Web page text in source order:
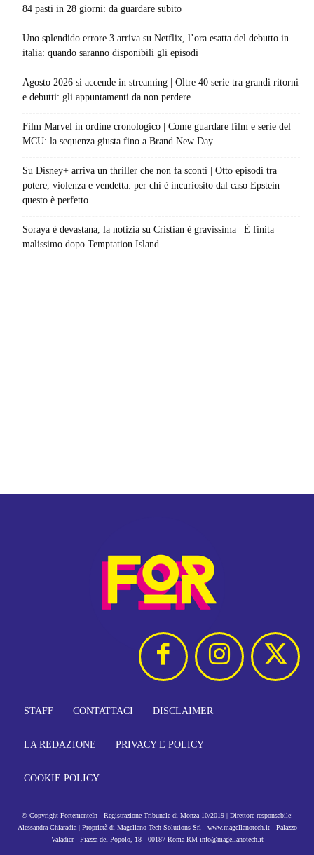
84 pasti in 28 giorni: da guardare subito
Uno splendido errore 3 arriva su Netflix, l’ora esatta del debutto in
italia: quando saranno disponibili gli episodi
Agosto 2026 si accende in streaming | Oltre 40 serie tra grandi ritorni
e debutti: gli appuntamenti da non perdere
Film Marvel in ordine cronologico | Come guardare film e serie del
MCU: la sequenza giusta fino a Brand New Day
Su Disney+ arriva un thriller che non fa sconti | Otto episodi tra
potere, violenza e vendetta: per chi è incuriosito dal caso Epstein
questo è perfetto
Soraya è devastana, la notizia su Cristian è gravissima | È finita
malissimo dopo Temptation Island
STAFF CONTATTACI DISCLAIMER
LA REDAZIONE PRIVACY E POLICY
COOKIE POLICY
© Copyright FortementeIn - Registrazione Tribunale di Monza 10/2019 | Direttore responsabile:
Alessandra Chiaradia | Proprietà di Magellano Tech Solutions Srl - www.magellanotech.it - Palazzo
Valadier - Piazza del Popolo, 18 - 00187 Roma RM info@magellanotech.it